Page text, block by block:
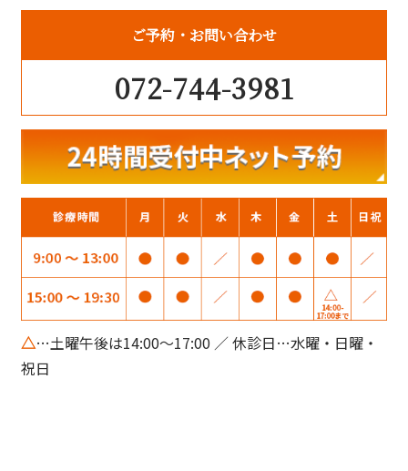
ご予約 お問い合わせ
072-744-3981
△…土曜午後は14:00～17:00 ／ 休診日…水曜・日曜・
祝日